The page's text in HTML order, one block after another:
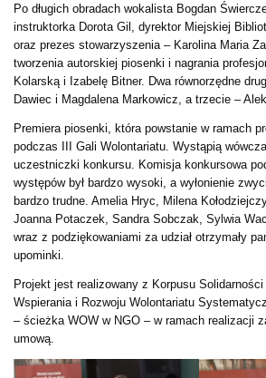
Po długich obradach wokalista Bogdan
instruktorka Dorota Gil, dyrektor Miejskiej
oraz prezes stowarzyszenia – Karolina Maria
tworzenia autorskiej piosenki i nagrania
Kolarską i Izabelę Bitner. Dwa równorzędne
Dawiec i Magdalena Markowicz, a trzecie –
Premiera piosenki, która powstanie w ramach
podczas III Gali Wolontariatu. Wystąpią
uczestniczki konkursu. Komisja konkursowa
występów był bardzo wysoki, a wyłonienie
bardzo trudne. Amelia Hryc, Milena
Joanna Potaczek, Sandra Sobczak, Sylwia
wraz z podziękowaniami za udział otrzymały
upominki.
Projekt jest realizowany z Korpusu
Wspierania i Rozwoju Wolontariatu
– ścieżka WOW w NGO – w ramach realizacji
umową.